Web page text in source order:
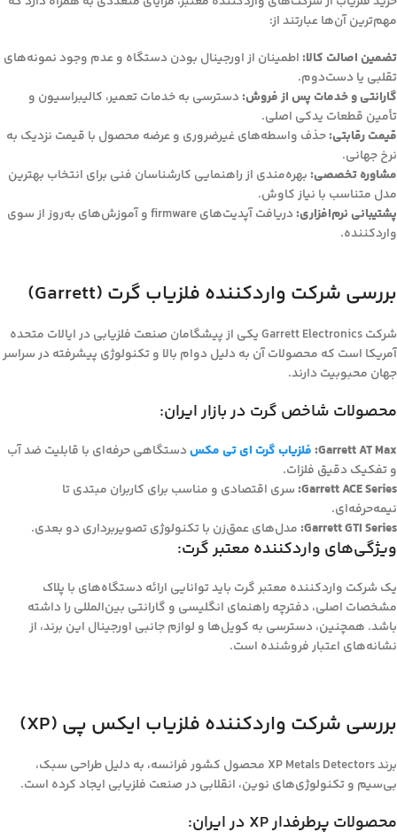
مهم‌ترین آن‌ها عبارتند از:
تضمین اصالت کالا: اطمینان از اورجینال بودن دستگاه و عدم وجود نمونه‌های
تقلبی یا دست‌دوم.
گارانتی و خدمات پس از فروش: دسترسی به خدمات تعمیر، کالیبراسیون و
تأمین قطعات یدکی اصلی.
قیمت رقابتی:حذف واسطه‌های غیرضروری و عرضه محصول با قیمت نزدیک به
نرخ جهانی.
مشاوره تخصصی: بهره‌مندی از راهنمایی کارشناسان فنی برای انتخاب بهترین
مدل متناسب با نیاز کاوش.
پشتیبانی نرم‌افزاری:
دریافت آپدیت‌های firmware و آموزش‌های به‌روز از سوی
واردکننده.
بررسی شرکت واردکننده فلزیاب گرت (Garrett)
شرکت Garrett Electronics یکی از پیشگامان صنعت فلزیابی در ایالات متحده
آمریکا است که محصولات آن به دلیل دوام بالا و تکنولوژی پیشرفته در سراسر
جهان محبوبیت دارند.
محصولات شاخص گرت در بازار ایران:
Garrett AT Max: فلزیاب گرت ای تی مکسدستگاهی حرفه‌ای با قابلیت ضد آب
و تفکیک دقیق فلزات.
Garrett ACE Series: سری اقتصادی و مناسب برای کاربران مبتدی تا
نیمه‌حرفه‌ای.
Garrett GTI Series: مدل‌های عمق‌زن با تکنولوژی تصویربرداری دو بعدی.
ویژگی‌های واردکننده معتبر گرت:
یک شرکت واردکننده معتبر گرت باید توانایی ارائه دستگاه‌های با پلاک
مشخصات اصلی، دفترچه راهنمای انگلیسی و گارانتی بین‌المللی را داشته
باشد. همچنین، دسترسی به کویل‌ها و لوازم جانبی اورجینال این برند، از
نشانه‌های اعتبار فروشنده است.
بررسی شرکت واردکننده فلزیاب ایکس پی (XP)
برند XP Metals Detectors محصول کشور فرانسه، به دلیل طراحی سبک،
بی‌سیم و تکنولوژی‌های نوین، انقلابی در صنعت فلزیابی ایجاد کرده است.
محصولات پرطرفدار XP در ایران: